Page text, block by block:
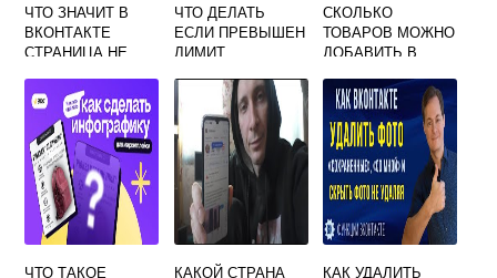
ЧТО ЗНАЧИТ В
ВКОНТАКТЕ
СТРАНИЦА НЕ
ЧТО ДЕЛАТЬ
ЕСЛИ ПРЕВЫШЕН
ЛИМИТ
СКОЛЬКО
ТОВАРОВ МОЖНО
ДОБАВИТЬ В
ВКОНТАКТЕ
ЧТО ТАКОЕ
КАКОЙ СТРАНА
КАК УДАЛИТЬ